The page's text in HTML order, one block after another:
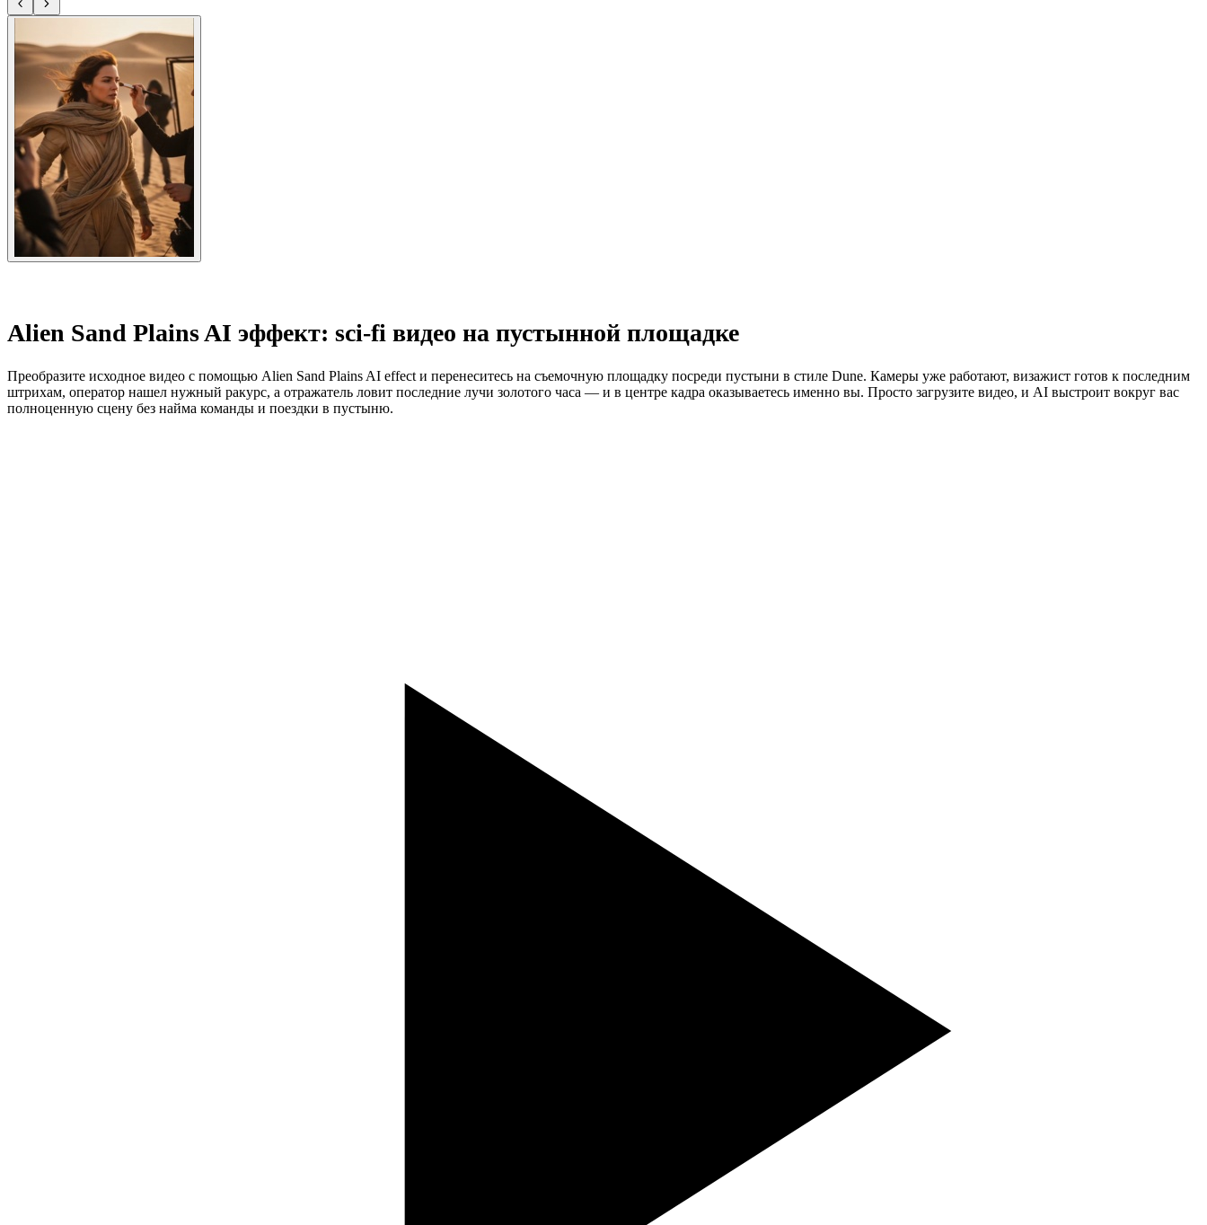
Alien Sand Plains AI эффект: sci-fi видео на пустынной площадке
Преобразите исходное видео с помощью Alien Sand Plains AI effect и перенеситесь на съемочную площадку посреди пустыни в стиле Dune. Камеры уже работают, визажист готов к последним
штрихам, оператор нашел нужный ракурс, а отражатель ловит последние лучи золотого часа — и в центре кадра оказываетесь именно вы. Просто загрузите видео, и AI выстроит вокруг вас
полноценную сцену без найма команды и поездки в пустыню.